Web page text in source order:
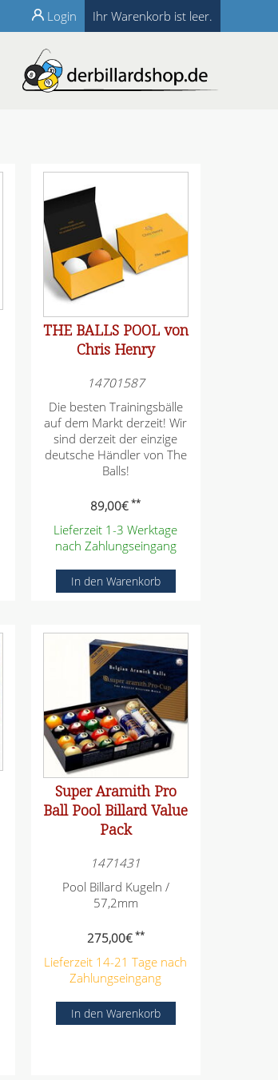
Ihr Warenkorb ist leer.
Login
THE BALLS POOL von
Chris Henry
14701587
Die besten Trainingsbälle
auf dem Markt derzeit! Wir
sind derzeit der einzige
deutsche Händler von The
Balls!
89,00€ **
Lieferzeit 1-3 Werktage
nach Zahlungseingang
Super Aramith Pro
Ball Pool Billard Value
Pack
1471431
Pool Billard Kugeln /
57,2mm
275,00€**
Lieferzeit 14-21 Tage nach
Zahlungseingang